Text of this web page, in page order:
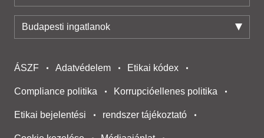
Budapesti ingatlanok
ÁSZF Adatvédelem Etikai kódex
Compliance politika Korrupcióellenes politika
Etikai bejelentési rendszer tájékoztató